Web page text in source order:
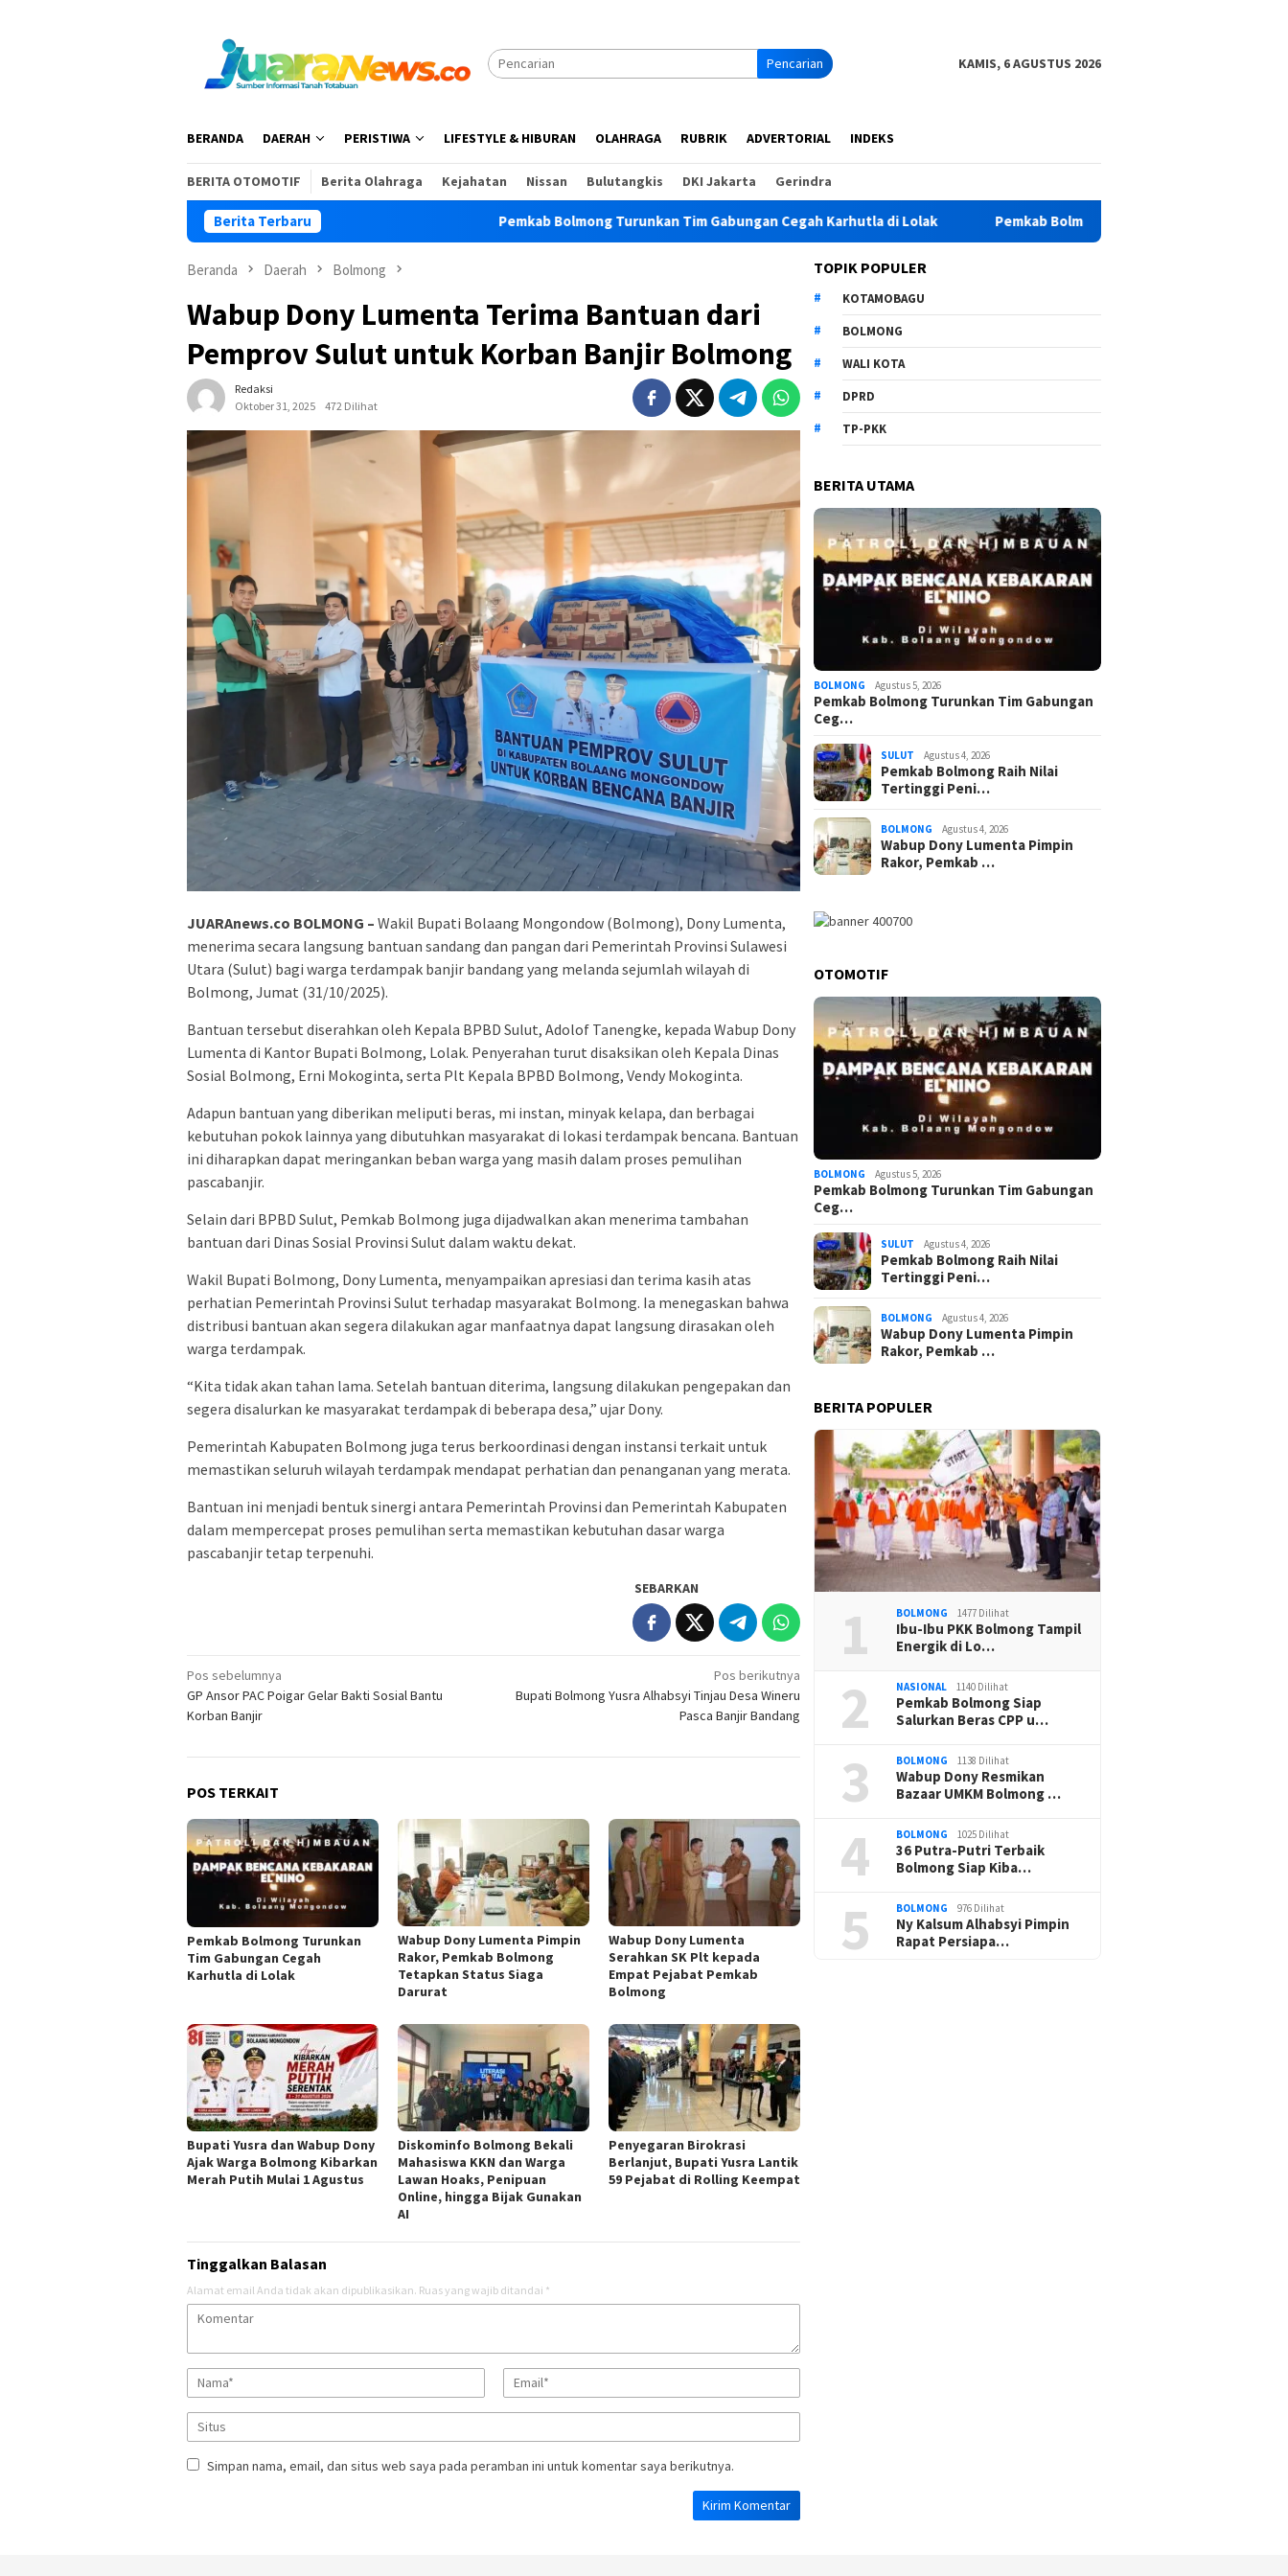
Pencarian KAMIS, 6 AGUSTUS 2026
BERANDA DAERAH PERISTIWA LIFESTYLE & HIBURAN OLAHRAGA RUBRIK ADVERTORIAL INDEKS
BERITA OTOMOTIF Berita Olahraga Kejahatan Nissan Bulutangkis DKI Jakarta Gerindra
Berita Terbaru Pemkab Bolmong Turunkan Tim Gabungan Cegah Karhutla di Lolak Pemkab Bolmong Raih Nilai Tertinggi Penilaian
Beranda Daerah Bolmong
Wabup Dony Lumenta Terima Bantuan dari
Pemprov Sulut untuk Korban Banjir Bolmong
Redaksi
Oktober 31, 2025
472 Dilihat
JUARAnews.co BOLMONG – Wakil Bupati Bolaang Mongondow (Bolmong), Dony Lumenta,
menerima secara langsung bantuan sandang dan pangan dari Pemerintah Provinsi Sulawesi
Utara (Sulut) bagi warga terdampak banjir bandang yang melanda sejumlah wilayah di
Bolmong, Jumat (31/10/2025).
Bantuan tersebut diserahkan oleh Kepala BPBD Sulut, Adolof Tanengke, kepada Wabup Dony
Lumenta di Kantor Bupati Bolmong, Lolak. Penyerahan turut disaksikan oleh Kepala Dinas
Sosial Bolmong, Erni Mokoginta, serta Plt Kepala BPBD Bolmong, Vendy Mokoginta.
Adapun bantuan yang diberikan meliputi beras, mi instan, minyak kelapa, dan berbagai
kebutuhan pokok lainnya yang dibutuhkan masyarakat di lokasi terdampak bencana. Bantuan
ini diharapkan dapat meringankan beban warga yang masih dalam proses pemulihan
pascabanjir.
Selain dari BPBD Sulut, Pemkab Bolmong juga dijadwalkan akan menerima tambahan
bantuan dari Dinas Sosial Provinsi Sulut dalam waktu dekat.
Wakil Bupati Bolmong, Dony Lumenta, menyampaikan apresiasi dan terima kasih atas
perhatian Pemerintah Provinsi Sulut terhadap masyarakat Bolmong. Ia menegaskan bahwa
distribusi bantuan akan segera dilakukan agar manfaatnya dapat langsung dirasakan oleh
warga terdampak.
“Kita tidak akan tahan lama. Setelah bantuan diterima, langsung dilakukan pengepakan dan
segera disalurkan ke masyarakat terdampak di beberapa desa,” ujar Dony.
Pemerintah Kabupaten Bolmong juga terus berkoordinasi dengan instansi terkait untuk
memastikan seluruh wilayah terdampak mendapat perhatian dan penanganan yang merata.
Bantuan ini menjadi bentuk sinergi antara Pemerintah Provinsi dan Pemerintah Kabupaten
dalam mempercepat proses pemulihan serta memastikan kebutuhan dasar warga
pascabanjir tetap terpenuhi.
SEBARKAN
Navigasi
pos
Pos sebelumnya
GP Ansor PAC Poigar Gelar Bakti Sosial Bantu
Korban Banjir
Pos berikutnya
Bupati Bolmong Yusra Alhabsyi Tinjau Desa Wineru
Pasca Banjir Bandang
POS TERKAIT
Pemkab Bolmong Turunkan
Tim Gabungan Cegah
Karhutla di Lolak
Wabup Dony Lumenta Pimpin
Rakor, Pemkab Bolmong
Tetapkan Status Siaga
Darurat
Wabup Dony Lumenta
Serahkan SK Plt kepada
Empat Pejabat Pemkab
Bolmong
Bupati Yusra dan Wabup Dony
Ajak Warga Bolmong Kibarkan
Merah Putih Mulai 1 Agustus
Diskominfo Bolmong Bekali
Mahasiswa KKN dan Warga
Lawan Hoaks, Penipuan
Online, hingga Bijak Gunakan
AI
Penyegaran Birokrasi
Berlanjut, Bupati Yusra Lantik
59 Pejabat di Rolling Keempat
Tinggalkan Balasan
Alamat email Anda tidak akan dipublikasikan. Ruas yang wajib ditandai *
Simpan nama, email, dan situs web saya pada peramban ini untuk komentar saya berikutnya.
TOPIK POPULER
KOTAMOBAGU
BOLMONG
WALI KOTA
DPRD
TP-PKK
BERITA UTAMA
BOLMONG Agustus 5, 2026
Pemkab Bolmong Turunkan Tim Gabungan
Ceg…
SULUT Agustus 4, 2026
Pemkab Bolmong Raih Nilai
Tertinggi Peni…
BOLMONG Agustus 4, 2026
Wabup Dony Lumenta Pimpin
Rakor, Pemkab …
OTOMOTIF
BOLMONG Agustus 5, 2026
Pemkab Bolmong Turunkan Tim Gabungan
Ceg…
SULUT Agustus 4, 2026
Pemkab Bolmong Raih Nilai
Tertinggi Peni…
BOLMONG Agustus 4, 2026
Wabup Dony Lumenta Pimpin
Rakor, Pemkab …
BERITA POPULER
1 BOLMONG 1477 Dilihat
Ibu-Ibu PKK Bolmong Tampil
Energik di Lo…
2 NASIONAL 1140 Dilihat
Pemkab Bolmong Siap
Salurkan Beras CPP u…
3 BOLMONG 1138 Dilihat
Wabup Dony Resmikan
Bazaar UMKM Bolmong …
4 BOLMONG 1025 Dilihat
36 Putra-Putri Terbaik
Bolmong Siap Kiba…
5 BOLMONG 976 Dilihat
Ny Kalsum Alhabsyi Pimpin
Rapat Persiapa…